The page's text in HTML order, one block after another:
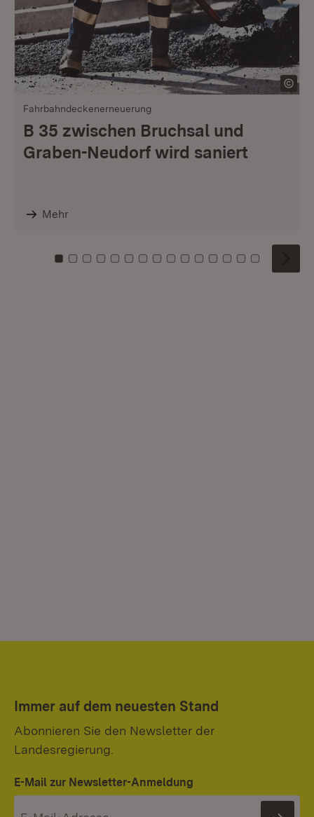
Fahrbahndeckenerneuerung
B 35 zwischen Bruchsal und
Graben-Neudorf wird saniert
Mehr
Zu Kachel: 0
Zu Kachel: 1
Zu Kachel: 2
Zu Kachel: 3
Zu Kachel: 4
Zu Kachel: 5
Zu Kachel: 6
Zu Kachel: 7
Zu Kachel: 8
Zu Kachel: 9
Zu Kachel: 10
Zu Kachel: 11
Zu Kachel: 12
Zu Kachel:
Zu
Immer auf dem neuesten Stand
Abonnieren Sie den Newsletter der
Landesregierung.
E-Mail zur Newsletter-Anmeldung